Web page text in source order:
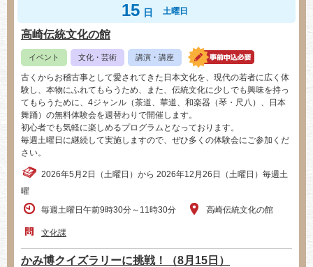
15 日 土曜日
高崎伝統文化の館
イベント 文化・芸術 講演・講座
古くからお稽古事として愛されてきた日本文化を、現代の若者に広く体
験し、本物にふれてもらうため、また、伝統文化に少しでも興味を持っ
てもらうために、4ジャンル（茶道、華道、和楽器（琴・尺八）、日本
舞踊）の無料体験会を週替わりで開催します。
初心者でも気軽に楽しめるプログラムとなっております。
毎週土曜日に継続して実施しますので、ぜひ多くの体験会にご参加くだ
さい。
2026年5月2日（土曜日）から 2026年12月26日（土曜日）毎週土
曜
毎週土曜日午前9時30分～11時30分
高崎伝統文化の館
文化課
かみ博クイズラリーに挑戦！（8月15日）